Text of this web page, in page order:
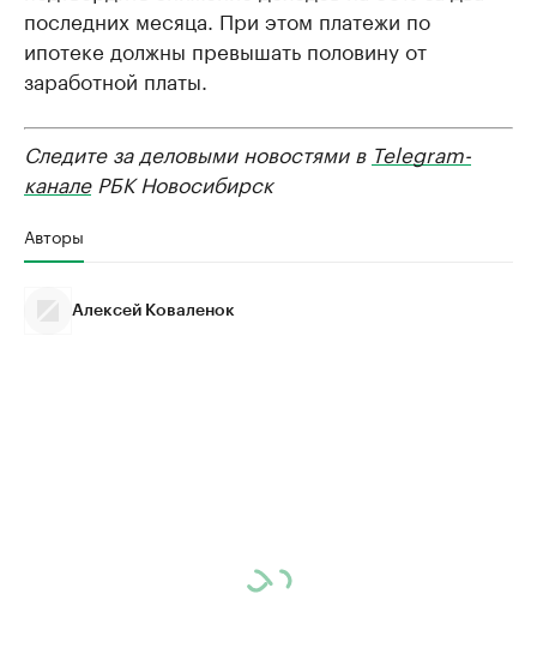
последних месяца. При этом платежи по
ипотеке должны превышать половину от
заработной платы.
Следите за деловыми новостями в Telegram-
каналеРБК Новосибирск
Авторы
Алексей Коваленок